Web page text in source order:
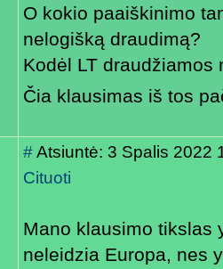
O kokio paaiškinimo
nelogišką draudimą?
Kodėl LT
Čia klausimas iš tos
#Atsiuntė: 3 Spalis 2022
Cituoti
Mano klausimo tikslas
neleidzia Europa, nes